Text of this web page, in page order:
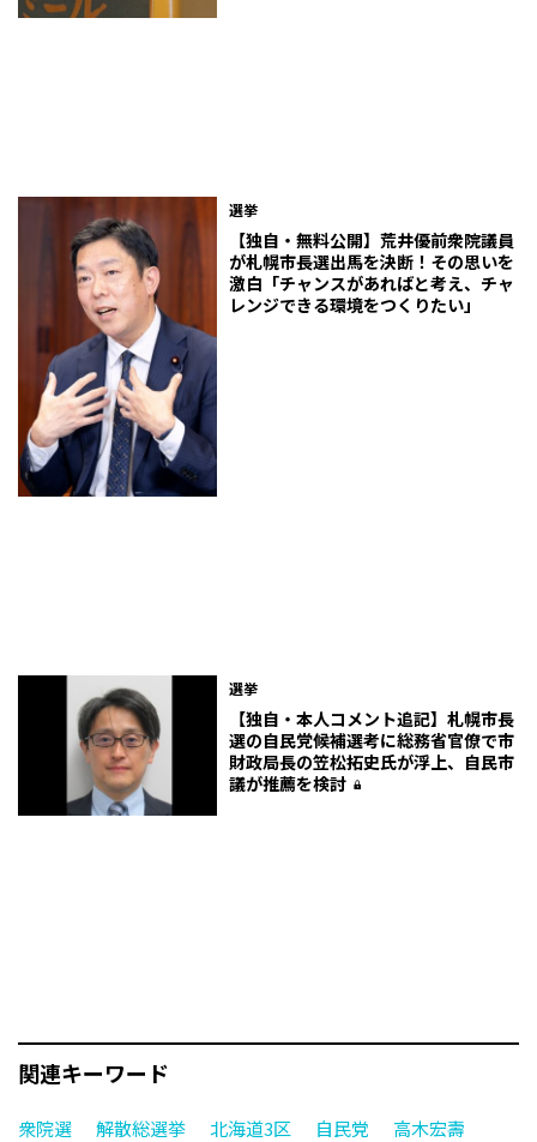
選挙
【独自・無料公開】荒井優前衆院議員
が札幌市長選出馬を決断！その思いを
激白「チャンスがあればと考え、チャ
レンジできる環境をつくりたい」
選挙
【独自・本人コメント追記】札幌市長
選の自民党候補選考に総務省官僚で市
財政局長の笠松拓史氏が浮上、自民市
議が推薦を検討
関連キーワード
衆院選 解散総選挙 北海道3区 自民党
高木宏壽